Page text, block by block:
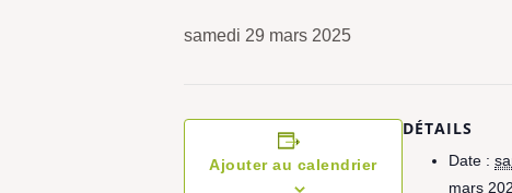
samedi 29 mars 2025
Ajouter au calendrier
DÉTAILS
Date :
mars